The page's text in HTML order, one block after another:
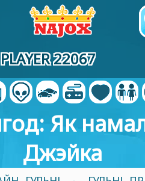
PLAYER 22067
Як
Джэйка